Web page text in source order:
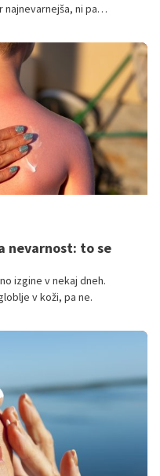
ni pa
nevarnost: to se
izgine v nekaj dneh.
v koži, pa ne.